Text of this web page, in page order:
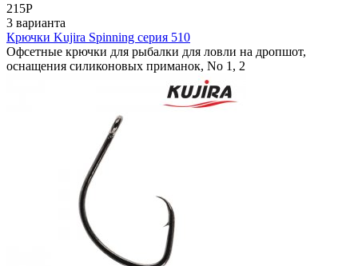
215Р
3 варианта
Крючки Kujira Spinning серия 510
Офсетные крючки для рыбалки для ловли на дропшот,
оснащения силиконовых приманок, No 1, 2